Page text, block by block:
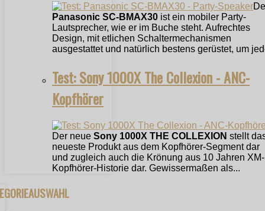
Panasonic SC-BMAX30 ist ein mobiler Party-
Lautsprecher, wie er im Buche steht. Aufrechtes
Design, mit etlichen Schaltermechanismen
ausgestattet und natürlich bestens gerüstet, um
Test: Sony 1000X The Collexion - ANC-
Kopfhörer
Der neue Sony 1000X THE COLLEXION stellt
neueste Produkt aus dem Kopfhörer-Segment dar
und zugleich auch die Krönung aus 10 Jahren XM-
Kopfhörer-Historie dar. Gewissermaßen als...